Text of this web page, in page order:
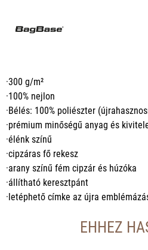
·300 g/m²
·100% nejlon
·Bélés: 100% poliészter
·prémium minőségű anyag és
·élénk színű
·cipzáras fő rekesz
·arany színű fém cipzár és húzóka
·állítható keresztpánt
·letéphető címke az újra
EHHEZ